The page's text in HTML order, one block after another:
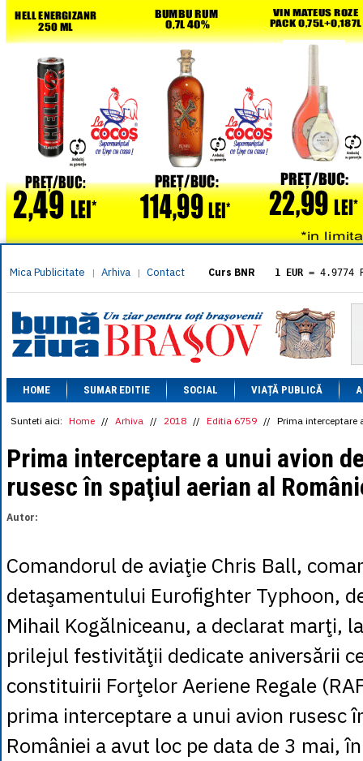
Mica Publicitate | Arhiva | Contact Curs BNR 1 EUR = 4.9774
= 5.8304
1 XAU= 464.4611
1 AED= 1.1933
1 AUD= 2.7957
1 BGN= 2.5449
1 CAD= 3.1559
1 CHF= 5.2813
1 CNY = 0.6015
= 0.6668
1 EGP
= 0.0860
1 HUF
= 1.2223
1 INR= 0.0513
1 NOK
= 0.4191
1 PLN= 1.1646
1 RSD
= 0.0425
1 RUB= 0.0530
= 0.4526
1 TRY= 0.1141
1 XDR= 5.9383
1 ZAR= 0.2318
HOME SUMAR EDITIE SOCIAL VIAȚĂ PUBLICĂ
Sunteti aici: Home // Arhiva // 2018 // Editia 6759 // Prima interceptare
Prima interceptare a unui avion
rusesc în spaţiul aerian al
Autor:
Comandorul de aviaţie Chris Ball,
detaşamentului Eurofighter Typhoon,
Mihail Kogălniceanu, a declarat marţi,
prilejul festivităţii dedicate aniversării
constituirii Forţelor Aeriene Regale
prima interceptare a unui avion rusesc
României a avut loc pe data de 3 mai,